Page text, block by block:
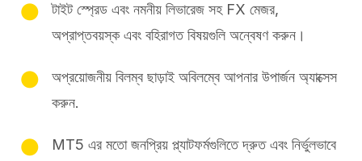
টাইট স্প্রেড এবং নমনীয় লিভারেজ সহ FX মেজর,
অপ্রাপ্তবয়স্ক এবং বহিরাগত বিষয়গুলি অন্বেষণ করুন।
অপ্রয়োজনীয় বিলম্ব ছাড়াই অবিলম্বে আপনার উপার্জন অ্যাক্সেস
করুন.
MT5 এর মতো জনপ্রিয় প্ল্যাটফর্মগুলিতে দ্রুত এবং নির্ভুলভাবে